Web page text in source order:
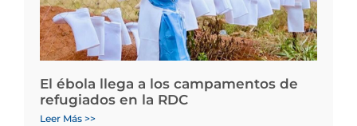
El ébola llega a los campamentos de
refugiados en la RDC
Leer Más >>